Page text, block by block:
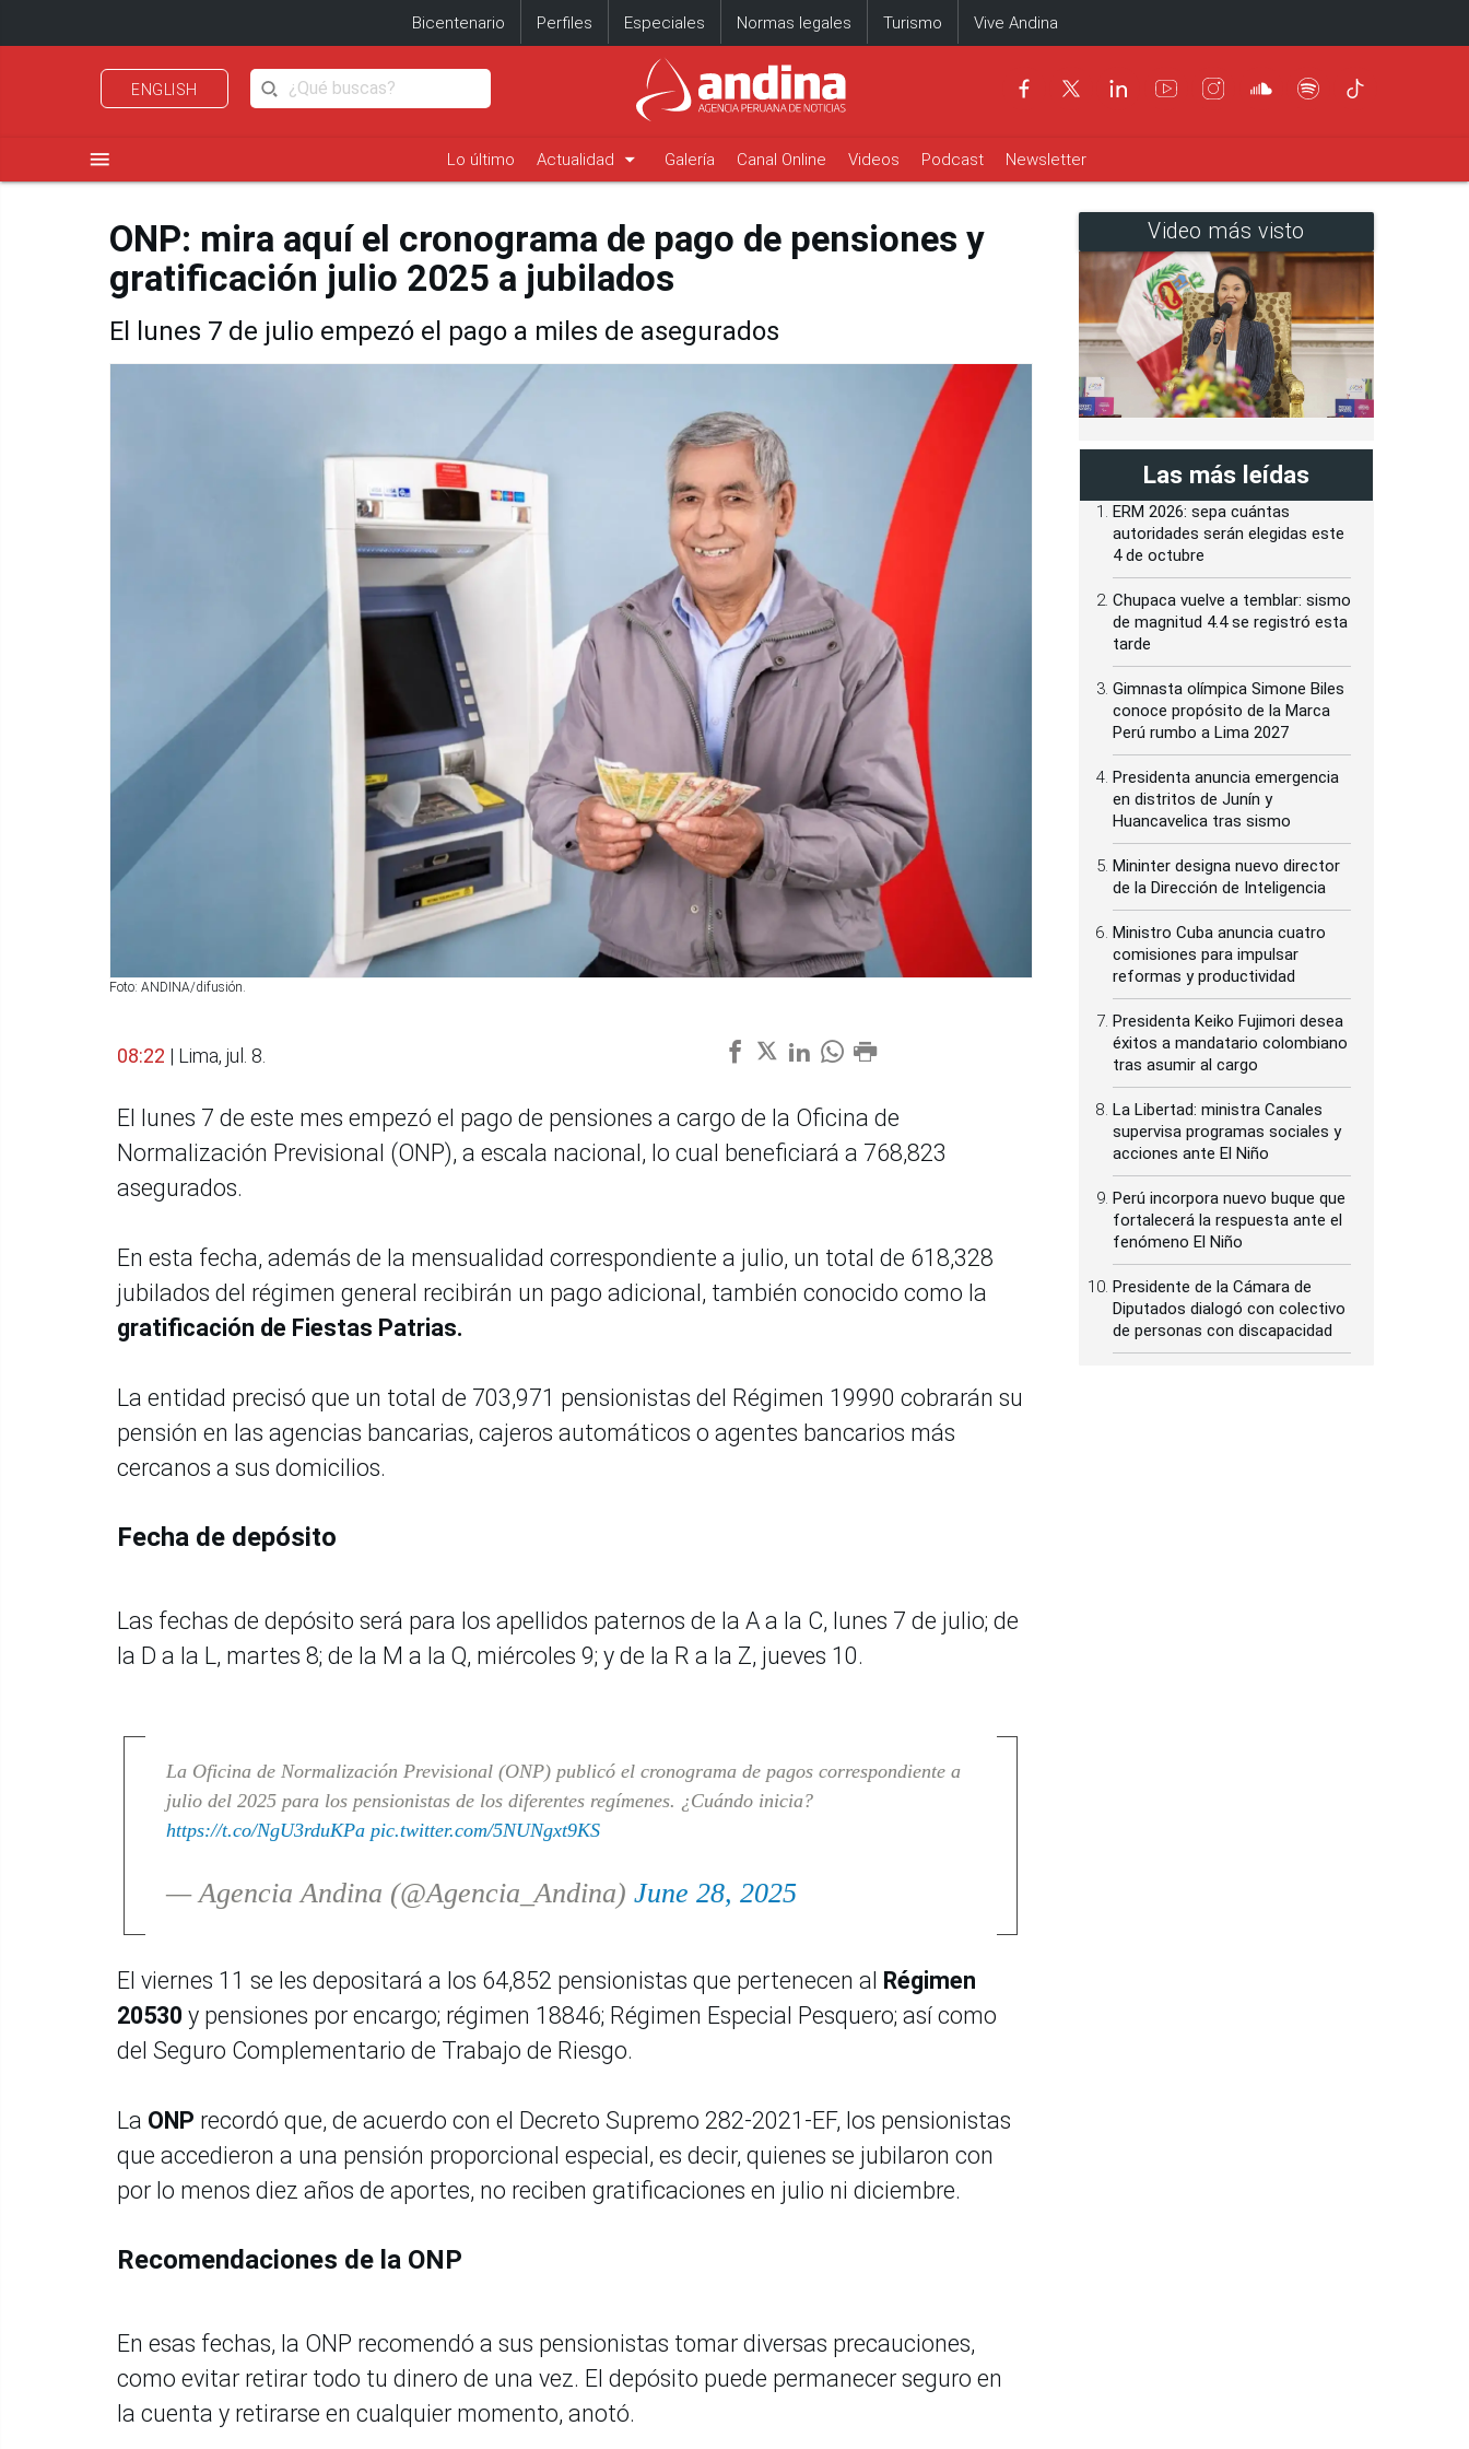
Bicentenario Perfiles Especiales Normas legales Turismo Vive Andina
ENGLISH
menu Lo último Actualidad arrow_drop_down Galería Canal Online Videos Podcast Newsletter
ONP: mira aquí el cronograma de pago de pensiones y
gratificación julio 2025 a jubilados
El lunes 7 de julio empezó el pago a miles de asegurados
Foto: ANDINA/difusión.
08:22 | Lima, jul. 8.
El lunes 7 de este mes empezó el pago de pensiones a cargo de la Oficina de
Normalización Previsional (ONP), a escala nacional, lo cual beneficiará a 768,823
asegurados.
En esta fecha, además de la mensualidad correspondiente a julio, un total de 618,328
jubilados del régimen general recibirán un pago adicional, también conocido como la
gratificación de Fiestas Patrias.
La entidad precisó que un total de 703,971 pensionistas del Régimen 19990 cobrarán su
pensión en las agencias bancarias, cajeros automáticos o agentes bancarios más
cercanos a sus domicilios.
Fecha de depósito
Las fechas de depósito será para los apellidos paternos de la A a la C, lunes 7 de julio; de
la D a la L, martes 8; de la M a la Q, miércoles 9; y de la R a la Z, jueves 10.
La Oficina de Normalización Previsional (ONP) publicó el cronograma de pagos correspondiente a
julio del 2025 para los pensionistas de los diferentes regímenes. ¿Cuándo inicia?
https://t.co/NgU3rduKPa pic.twitter.com/5NUNgxt9KS
— Agencia Andina (@Agencia_Andina) June 28, 2025
El viernes 11 se les depositará a los 64,852 pensionistas que pertenecen al Régimen
20530 y pensiones por encargo; régimen 18846; Régimen Especial Pesquero; así como
del Seguro Complementario de Trabajo de Riesgo.
La ONP recordó que, de acuerdo con el Decreto Supremo 282-2021-EF, los pensionistas
que accedieron a una pensión proporcional especial, es decir, quienes se jubilaron con
por lo menos diez años de aportes, no reciben gratificaciones en julio ni diciembre.
Recomendaciones de la ONP
En esas fechas, la ONP recomendó a sus pensionistas tomar diversas precauciones,
como evitar retirar todo tu dinero de una vez. El depósito puede permanecer seguro en
la cuenta y retirarse en cualquier momento, anotó.
Video más visto
Las más leídas
ERM 2026: sepa cuántas
autoridades serán elegidas este
4 de octubre
Chupaca vuelve a temblar: sismo
de magnitud 4.4 se registró esta
tarde
Gimnasta olímpica Simone Biles
conoce propósito de la Marca
Perú rumbo a Lima 2027
Presidenta anuncia emergencia
en distritos de Junín y
Huancavelica tras sismo
Mininter designa nuevo director
de la Dirección de Inteligencia
Ministro Cuba anuncia cuatro
comisiones para impulsar
reformas y productividad
Presidenta Keiko Fujimori desea
éxitos a mandatario colombiano
tras asumir al cargo
La Libertad: ministra Canales
supervisa programas sociales y
acciones ante El Niño
Perú incorpora nuevo buque que
fortalecerá la respuesta ante el
fenómeno El Niño
Presidente de la Cámara de
Diputados dialogó con colectivo
de personas con discapacidad